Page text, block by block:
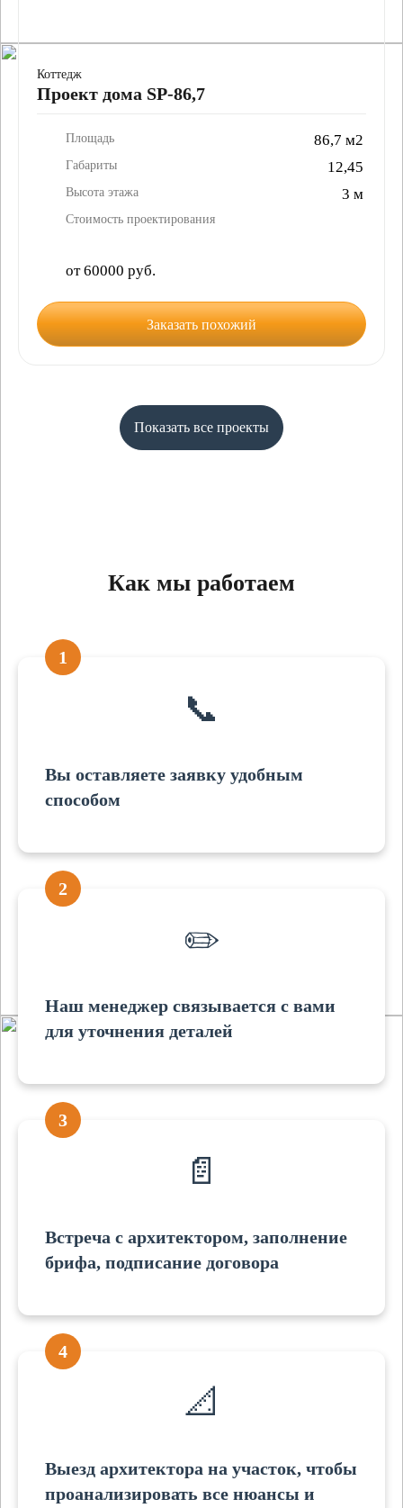
Коттедж
Проект дома SP-86,7
Площадь 86,7 м2
Габариты 12,45
Высота этажа 3 м
Стоимость проектирования
от 60000 руб.
Заказать похожий
Показать все проекты
Как мы работаем
1
📞
Вы оставляете заявку удобным
способом
2
✏️
Наш менеджер связывается с вами
для уточнения деталей
3
📄
Встреча с архитектором, заполнение
брифа, подписание договора
4
📐
Выезд архитектора на участок, чтобы
проанализировать все нюансы и